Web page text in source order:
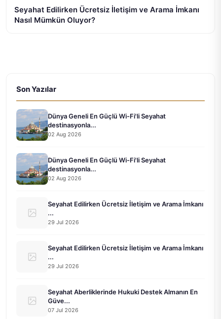
Seyahat Edilirken Ücretsiz İletişim ve Arama İmkanı
Nasıl Mümkün Oluyor?
Son Yazılar
Dünya Geneli En Güçlü Wi-Fi'li Seyahat
destinasyonla...
02 Aug 2026
Dünya Geneli En Güçlü Wi-Fi'li Seyahat
destinasyonla...
02 Aug 2026
Seyahat Edilirken Ücretsiz İletişim ve Arama İmkanı
...
29 Jul 2026
Seyahat Edilirken Ücretsiz İletişim ve Arama İmkanı
...
29 Jul 2026
Seyahat Aberliklerinde Hukuki Destek Almanın En
Güve...
07 Jul 2026